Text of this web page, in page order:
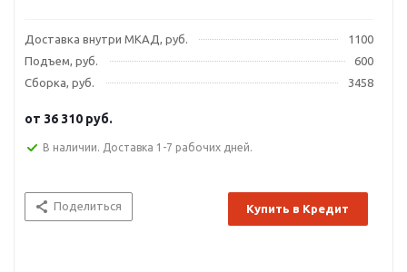
Доставка внутри МКАД, руб.
1100
Подъем, руб.
600
Сборка, руб.
3458
от 36 310 руб.
В наличии. Доставка 1-7 рабочих дней.
Поделиться Купить в Кредит